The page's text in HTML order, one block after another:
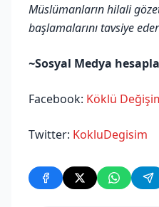
Müslümanların hilali
başlamalarını tavsiye
~Sosyal Medya
Facebook: Köklü
Twitter: KokluDegisim